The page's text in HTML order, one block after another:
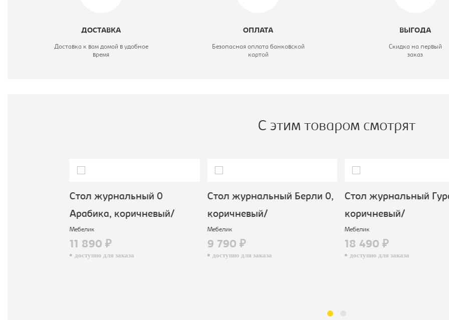
ДОСТАВКА
Доставка к вам домой в удобное
время
ОПЛАТА
Безопасная оплата банковской
картой
ВЫГОДА
Скидка на первый
заказ
С этим товаром смотрят
Стол журнальный 0
Арабика, коричневый/
Мебелик
11 890 ₽
доступно для заказа
Стол журнальный Берли 0,
коричневый/
Мебелик
9 790 ₽
доступно для заказа
Стол журнальный
коричневый/
Мебелик
18 490 ₽
доступно для заказа